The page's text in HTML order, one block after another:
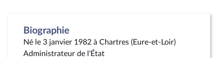
Biographie
Né le 3 janvier 1982 à Chartres (Eure-et-Loir)
Administrateur de l'État